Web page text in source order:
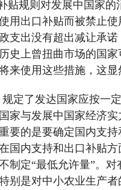
贴规则对发展中国家
用出口补贴而被禁止
支出没有超出减让承
史上曾扭曲市场的国
来使用这些措施，这
定了发达国家应按一
家与发展中国家经济
要的是要确定国内支
国内支持和出口补贴
制定“最低允许量”。
别是对中小农业生产